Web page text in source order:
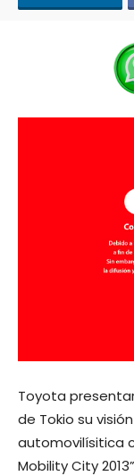
Toyota
de Tokio su
automovilísitica
Mobility City